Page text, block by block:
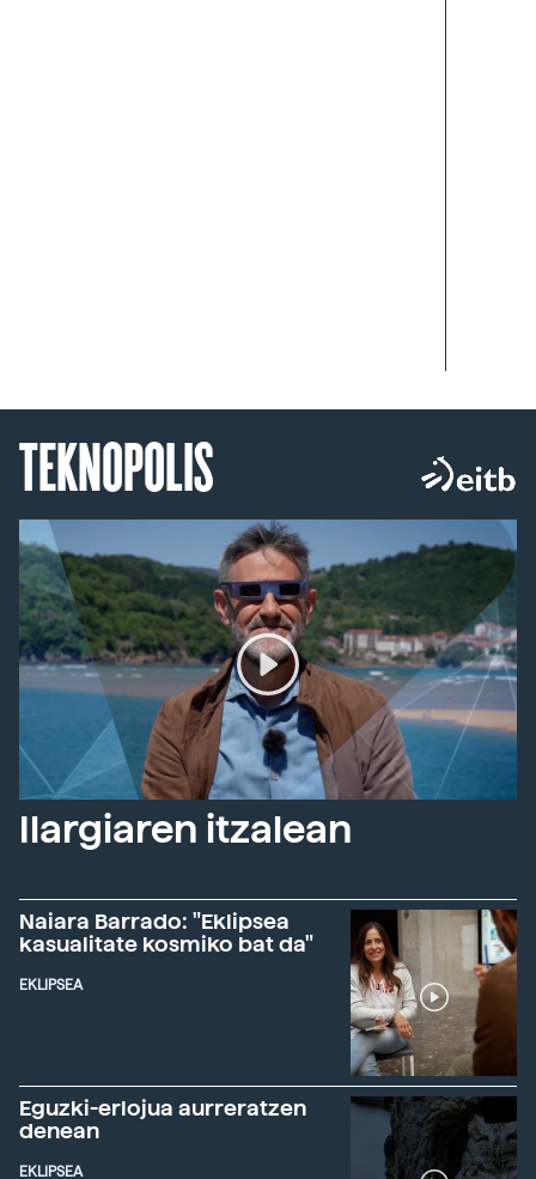
TEKNOPOLIS
Ilargiaren itzalean
Naiara Barrado: "Eklipsea
kasualitate kosmiko bat da"
EKLIPSEA
Eguzki-erlojua aurreratzen
denean
EKLIPSEA